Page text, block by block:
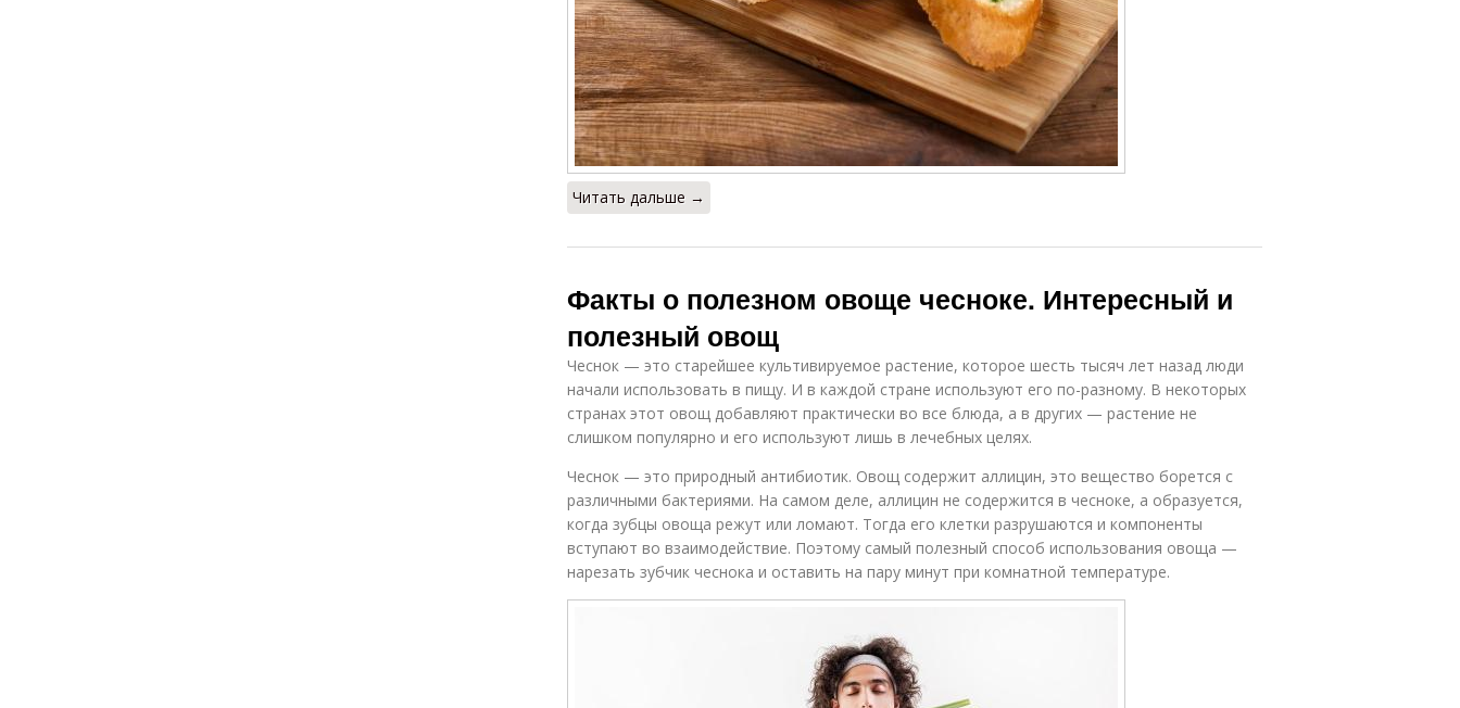
Читать дальше →
Факты о полезном овоще чесноке. Интересный и
полезный овощ
Чеснок — это старейшее культивируемое растение, которое шесть тысяч лет назад люди
начали использовать в пищу. И в каждой стране используют его по-разному. В некоторых
странах этот овощ добавляют практически во все блюда, а в других — растение не
слишком популярно и его используют лишь в лечебных целях.
Чеснок — это природный антибиотик. Овощ содержит аллицин, это вещество борется с
различными бактериями. На самом деле, аллицин не содержится в чесноке, а образуется,
когда зубцы овоща режут или ломают. Тогда его клетки разрушаются и компоненты
вступают во взаимодействие. Поэтому самый полезный способ использования овоща —
нарезать зубчик чеснока и оставить на пару минут при комнатной температуре.